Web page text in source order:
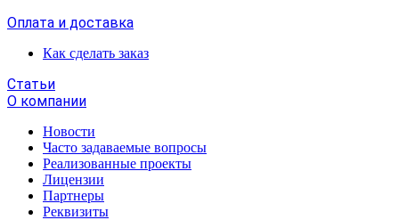
Оплата и доставка
Как сделать заказ
Статьи
О компании
Новости
Часто задаваемые вопросы
Реализованные проекты
Лицензии
Партнеры
Реквизиты